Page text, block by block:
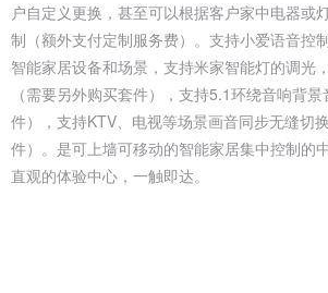
户自定义更换，甚至可以根据客户家中电器或
制（额外支付定制服务费）。支持小爱语音控
智能家居设备和场景，支持米家智能灯的调光
（需要另外购买套件），支持5.1环绕音响背
件），支持KTV、电视等场景画音同步无缝切
件）。是可上墙可移动的智能家居集中控制的
直观的体验中心，一触即达。